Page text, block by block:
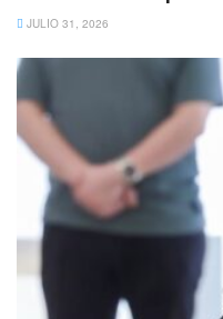
JULIO 31, 2026